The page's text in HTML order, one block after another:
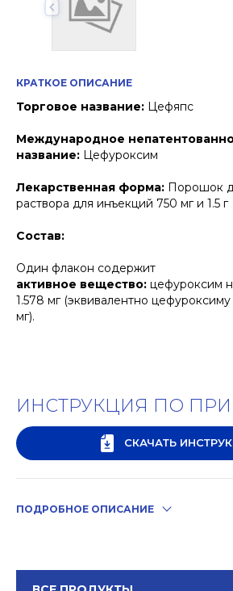
КРАТКОЕ ОПИСАНИЕ
Торговое название: Цефяпс
Международное
название: Цефуроксим
Лекарственная форма: Порошок
раствора для инъекций 750 мг и 1.5 г
Состав:
Один флакон содержит
активное вещество: цефуроксим
1.578 мг (эквивалентно
мг).
ИНСТРУКЦИЯ ПО
СКАЧАТЬ
ПОДРОБНОЕ ОПИСАНИЕ